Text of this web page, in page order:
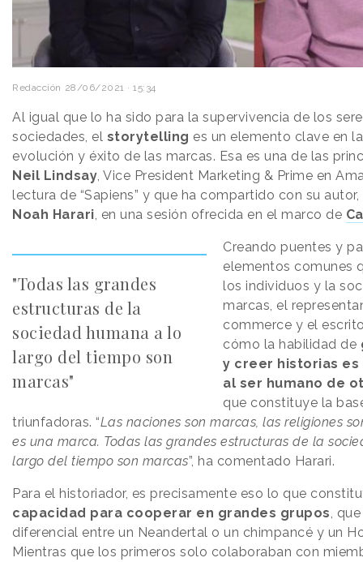
Redacción 28/06/2021 · 15:34
Al igual que lo ha sido para la supervivencia de los
sociedades, el storytelling es un elemento clave en
evolución y éxito de las marcas. Esa es una de las
Neil Lindsay, Vice President Marketing & Prime en
lectura de “Sapiens” y que ha compartido con su
Noah Harari, en una sesión ofrecida en el marco de
"Todas las grandes
estructuras de la
sociedad humana a lo
largo del tiempo son
marcas"
Creando puentes y
elementos comunes
los individuos y la
marcas, el
commerce y el
cómo la habilidad de
y creer historias
al ser humano de
que constituye la
triunfadoras. “Las naciones son marcas, las religiones
es una marca. Todas las grandes estructuras de la
largo del tiempo son marcas”, ha comentado Harari.
Para el historiador, es precisamente eso lo que
capacidad para cooperar en grandes grupos,
diferencial entre un Neandertal o un chimpancé y un
Mientras que los primeros solo colaboraban con